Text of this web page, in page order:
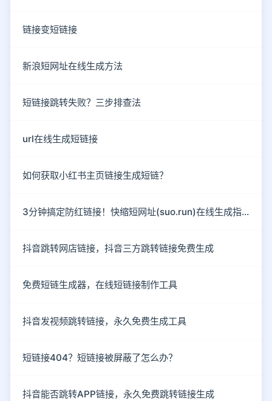
链接变短链接
新浪短网址在线生成方法
短链接跳转失败？三步排查法
url在线生成短链接
如何获取小红书主页链接生成短链？
3分钟搞定防红链接！快缩短网址(suo.run)在线生成指南
抖音跳转网店链接，抖音三方跳转链接免费生成
免费短链生成器，在线短链接制作工具
抖音发视频跳转链接，永久免费生成工具
短链接404？短链接被屏蔽了怎么办？
抖音能否跳转APP链接，永久免费跳转链接生成